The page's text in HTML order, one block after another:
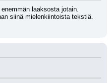
laaksosta jotain.
siinä mielenkiintoista tekstiä.